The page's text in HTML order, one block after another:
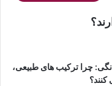
چرا ترکیب های طبیعی،